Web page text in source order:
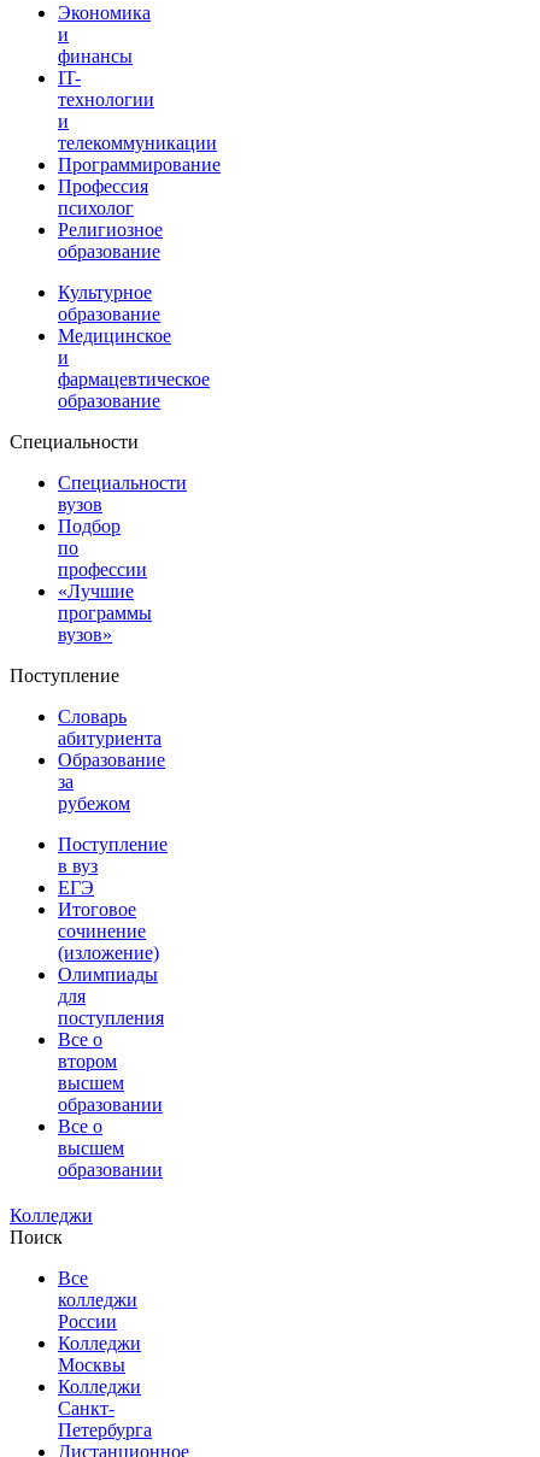
Экономика
и
финансы
IT-
технологии
и
телекоммуникации
Программирование
Профессия
психолог
Религиозное
образование
Культурное
образование
Медицинское
и
фармацевтическое
образование
Специальности
Специальности
вузов
Подбор
по
профессии
«Лучшие
программы
вузов»
Поступление
Словарь
абитуриента
Образование
за
рубежом
Поступление
в вуз
ЕГЭ
Итоговое
сочинение
(изложение)
Олимпиады
для
поступления
Все о
втором
высшем
образовании
Все о
высшем
образовании
Колледжи
Поиск
Все
колледжи
России
Колледжи
Москвы
Колледжи
Санкт-
Петербурга
Дистанционное